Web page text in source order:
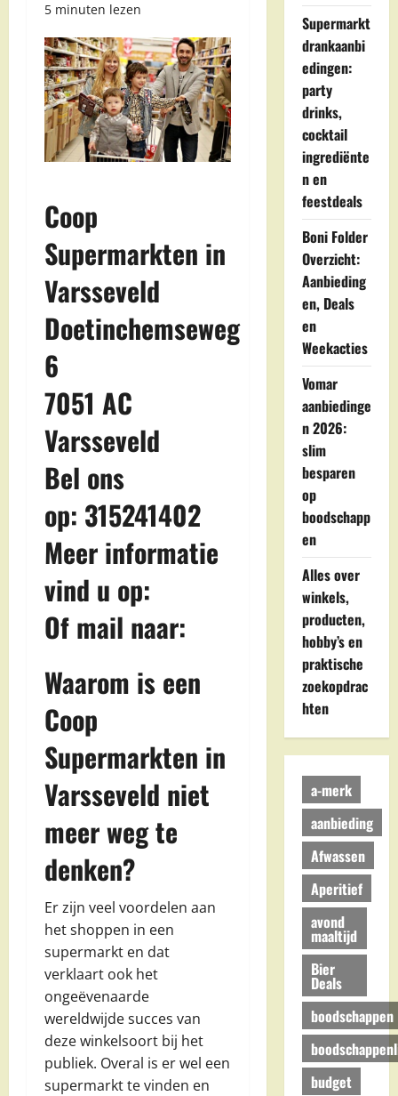
5 minuten lezen
Coop
Supermarkten in
Varsseveld
Doetinchemseweg
6
7051 AC
Varsseveld
Bel ons
op: 315241402
Meer informatie
vind u op:
Of mail naar:
Waarom is een
Coop
Supermarkten in
Varsseveld niet
meer weg te
denken?
Er zijn veel voordelen aan
het shoppen in een
supermarkt en dat
verklaart ook het
ongeëvenaarde
wereldwijde succes van
deze winkelsoort bij het
publiek. Overal is er wel een
supermarkt te vinden en
Supermarkt
drankaanbi
edingen:
party
drinks,
cocktail
ingrediënte
n en
feestdeals
Boni Folder
Overzicht:
Aanbieding
en, Deals
en
Weekacties
Vomar
aanbiedinge
n 2026:
slim
besparen
op
boodschapp
en
Alles over
winkels,
producten,
hobby’s en
praktische
zoekopdrac
hten
a-merk
aanbieding
Afwassen
Aperitief
avond
maaltijd
Bier
Deals
boodschappen
budget